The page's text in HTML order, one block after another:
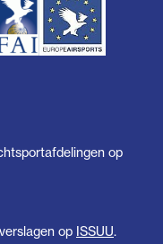
op
op ISSUU.